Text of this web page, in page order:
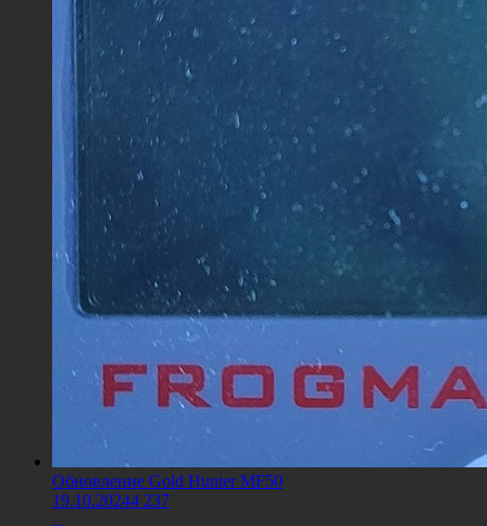
Обновление Gold Hunter MF50
19.10.20244 237